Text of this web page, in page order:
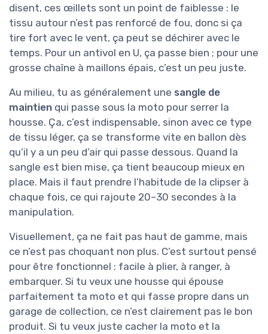
disent, ces œillets sont un point de faiblesse : le
tissu autour n’est pas renforcé de fou, donc si ça
tire fort avec le vent, ça peut se déchirer avec le
temps. Pour un antivol en U, ça passe bien ; pour une
grosse chaîne à maillons épais, c’est un peu juste.
Au milieu, tu as généralement une sangle de
maintien qui passe sous la moto pour serrer la
housse. Ça, c’est indispensable, sinon avec ce type
de tissu léger, ça se transforme vite en ballon dès
qu’il y a un peu d’air qui passe dessous. Quand la
sangle est bien mise, ça tient beaucoup mieux en
place. Mais il faut prendre l’habitude de la clipser à
chaque fois, ce qui rajoute 20–30 secondes à la
manipulation.
Visuellement, ça ne fait pas haut de gamme, mais
ce n’est pas choquant non plus. C’est surtout pensé
pour être fonctionnel : facile à plier, à ranger, à
embarquer. Si tu veux une housse qui épouse
parfaitement ta moto et qui fasse propre dans un
garage de collection, ce n’est clairement pas le bon
produit. Si tu veux juste cacher la moto et la